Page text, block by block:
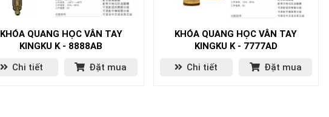
KHÓA QUANG HỌC VÂN TAY
KINGKU K - 8888AB
Chi tiết
Đặt mua
KHÓA QUANG HỌC VÂN TAY
KINGKU K - 7777AD
Chi tiết
Đặt mua